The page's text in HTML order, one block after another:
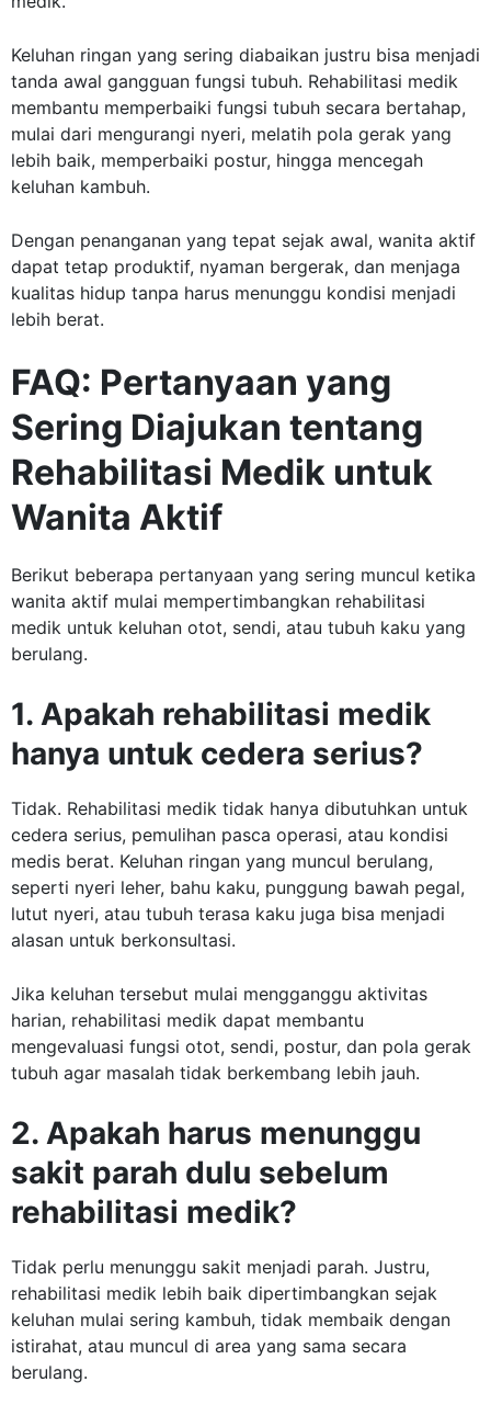
Keluhan ringan yang sering diabaikan justru bisa menjadi
tanda awal gangguan fungsi tubuh. Rehabilitasi medik
membantu memperbaiki fungsi tubuh secara bertahap,
mulai dari mengurangi nyeri, melatih pola gerak yang
lebih baik, memperbaiki postur, hingga mencegah
keluhan kambuh.
Dengan penanganan yang tepat sejak awal, wanita aktif
dapat tetap produktif, nyaman bergerak, dan menjaga
kualitas hidup tanpa harus menunggu kondisi menjadi
lebih berat.
FAQ: Pertanyaan yang
Sering Diajukan tentang
Rehabilitasi Medik untuk
Wanita Aktif
Berikut beberapa pertanyaan yang sering muncul ketika
wanita aktif mulai mempertimbangkan rehabilitasi
medik untuk keluhan otot, sendi, atau tubuh kaku yang
berulang.
1. Apakah rehabilitasi medik
hanya untuk cedera serius?
Tidak. Rehabilitasi medik tidak hanya dibutuhkan untuk
cedera serius, pemulihan pasca operasi, atau kondisi
medis berat. Keluhan ringan yang muncul berulang,
seperti nyeri leher, bahu kaku, punggung bawah pegal,
lutut nyeri, atau tubuh terasa kaku juga bisa menjadi
alasan untuk berkonsultasi.
Jika keluhan tersebut mulai mengganggu aktivitas
harian, rehabilitasi medik dapat membantu
mengevaluasi fungsi otot, sendi, postur, dan pola gerak
tubuh agar masalah tidak berkembang lebih jauh.
2. Apakah harus menunggu
sakit parah dulu sebelum
rehabilitasi medik?
Tidak perlu menunggu sakit menjadi parah. Justru,
rehabilitasi medik lebih baik dipertimbangkan sejak
keluhan mulai sering kambuh, tidak membaik dengan
istirahat, atau muncul di area yang sama secara
berulang.